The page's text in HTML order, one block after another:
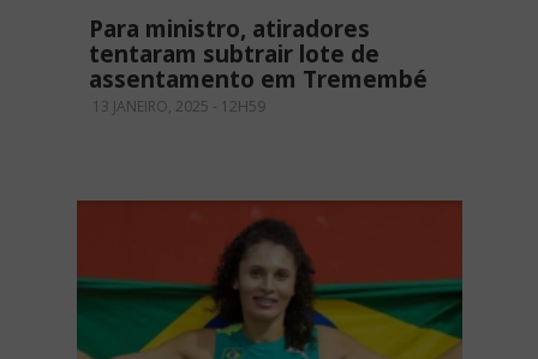
Para ministro, atiradores
tentaram subtrair lote de
assentamento em Tremembé
13 JANEIRO, 2025 - 12H59